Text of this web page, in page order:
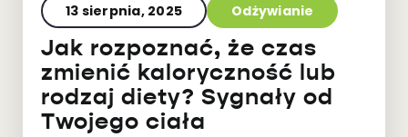
13 sierpnia, 2025 Odżywianie
Jak rozpoznać, że czas
zmienić kaloryczność lub
rodzaj diety? Sygnały od
Twojego ciała